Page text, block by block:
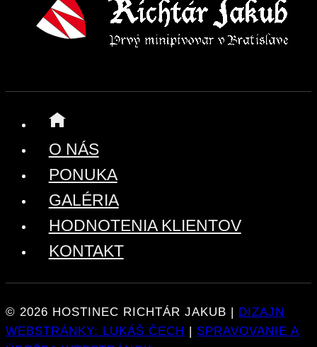
O NÁS
PONUKA
GALÉRIA
HODNOTENIA KLIENTOV
KONTAKT
© 2026 HOSTINEC RICHTÁR JAKUB |
DIZAJN
WEBSTRÁNKY: LUKÁŠ ČECH
SPRAVOVANIE A